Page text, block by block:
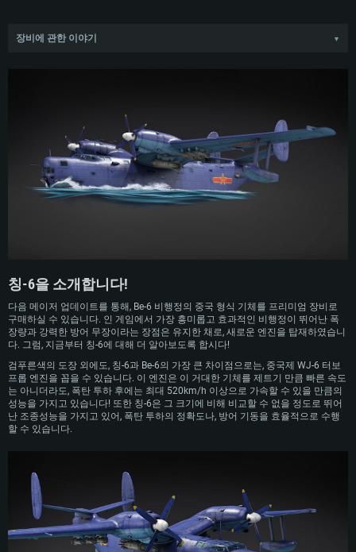
장비에 관한 이야기 ▼
에 투입되었으며, 1949년부터 1957년까지, 소련에서 120대의 기체가 생산되었습
1950년대, 중국은 해군을 무장시키기 위해 몇 대의 Be-6을 공여받았으며, 1970년
대 엔진의 수명이 끝나가자, 중국의 기술자들은 대규모 현대화 개량을 진행하였습
니다. 기존의 ASh-73 피스톤 엔진을 WJ-6 터보프롭 엔진으로 교체하며, 기체의 비
행 특성과 신뢰성을 향상시켰습니다. 개량 형식은 칭-6으로 명명되었으며, 1990년
대 후반까지 운용되었습니다.
칭-6을 소개합니다!
다음 메이저 업데이트를 통해, Be-6 비행정의 중국 형식 기체를 프리미엄 장비로
구매하실 수 있습니다. 인 게임에서 가장 흥미롭고 효과적인 비행정이 뛰어난 폭
장량과 강력한 방어 무장이라는 장점은 유지한 채로, 새로운 엔진을 탑재하였습니
다. 그럼, 지금부터 칭-6에 대해 더 알아보도록 합시다!
검푸른색의 도장 외에도, 칭-6과 Be-6의 가장 큰 차이점으로는, 중국제 WJ-6 터보
프롭 엔진을 꼽을 수 있습니다. 이 엔진은 이 거대한 기체를 제트기 만큼 빠른 속도
는 아니더라도, 폭탄 투하 후에는 최대 520km/h 이상으로 가속할 수 있을 만큼의
성능을 가지고 있습니다! 또한 칭-6은 그 크기에 비해 비교할 수 없을 정도로 뛰어
난 조종성능을 가지고 있어, 폭탄 투하의 정확도나, 방어 기동을 효율적으로 수행
할 수 있습니다.